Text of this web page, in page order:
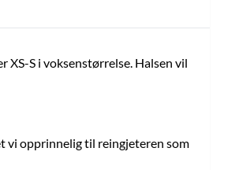
XS-S i voksenstørrelse. Halsen vil
vi opprinnelig til reingjeteren som